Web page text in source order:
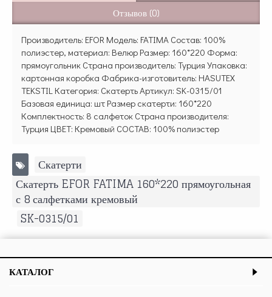
Отзывов (0)
Производитель: EFOR Модель: FATIMA Состав: 100%
полиэстер, материал: Велюр Размер: 160*220 Форма:
прямоугольник Страна производитель: Турция Упаковка:
картонная коробка Фабрика-изготовитель: HASUTEX
TEKSTIL Категория: Скатерть Артикул: SK-0315/01
Базовая единица: шт Размер скатерти: 160*220
Комплектность: 8 салфеток Страна производителя:
Турция ЦВЕТ: Кремовый СОСТАВ: 100% полиэстер
Скатерти
Скатерть EFOR FATIMA 160*220 прямоугольная
с 8 салфетками кремовый
SK-0315/01
КАТАЛОГ